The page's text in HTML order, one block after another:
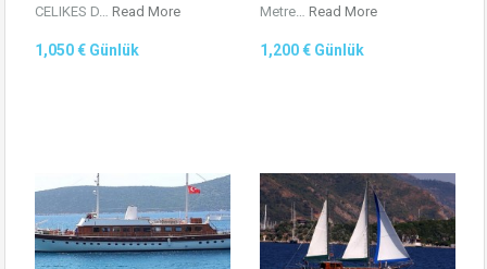
CELIKES D… Read More
1,050 € Günlük
Metre… Read More
1,200 € Günlük